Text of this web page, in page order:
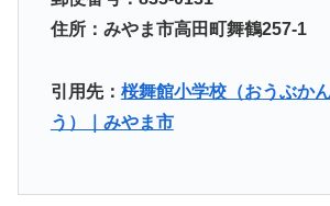
住所：みやま市高田町舞鶴257-1
引用先： 桜舞館小学校（おうぶか
う）｜みやま市